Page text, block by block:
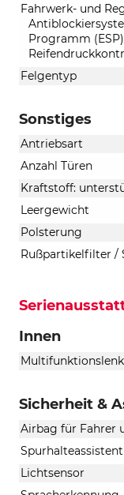
Fahrwerk- und
Programm
Felgentyp
Sonstiges
Antriebsart
Anzahl Türen
Kraftstoff:
Leergewicht
Polsterung
Rußpartikelfilter /
Innen
Sicherheit &
Airbag für Fahrer
Spurhalteassistent
Lichtsensor